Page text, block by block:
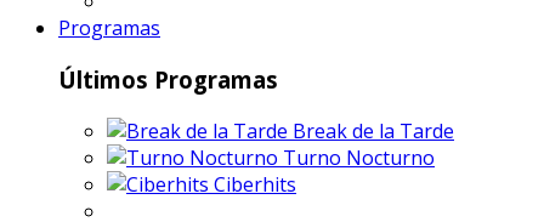
Programas
Últimos Programas
Break de la Tarde
Turno Nocturno
Ciberhits